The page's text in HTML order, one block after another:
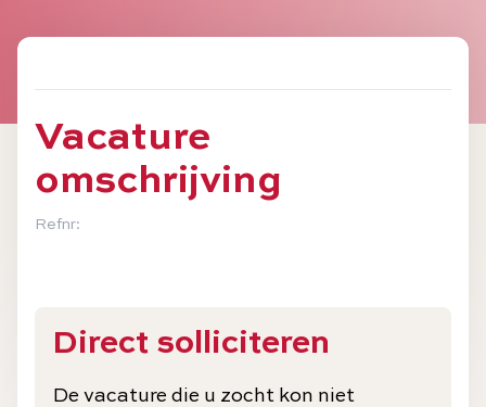
Vacature
omschrijving
Refnr:
Direct solliciteren
De vacature die u zocht kon niet